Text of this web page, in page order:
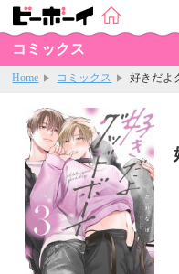
コミックス
Home コミックス 好きだよ